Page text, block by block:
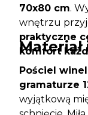
70x80 cm.
wnętrzu
praktyczne
komfort
Pościel
gramaturze
wyjątkową